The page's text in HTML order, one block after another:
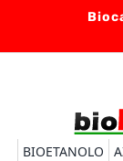
contenuto
BIOETANOLO